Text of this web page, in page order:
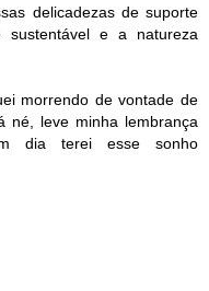
delicadezas de suporte
e a natureza
morrendo de vontade de
né, leve minha lembrança
dia terei esse sonho